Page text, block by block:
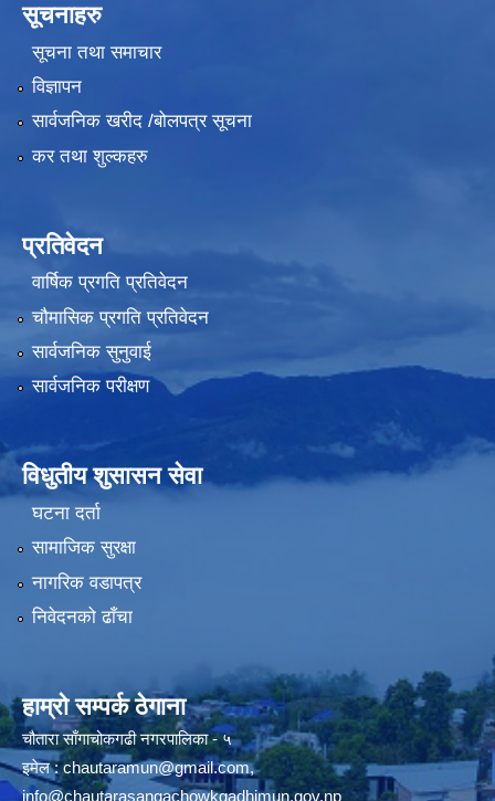
सूचनाहरु
सूचना तथा समाचार
विज्ञापन
सार्वजनिक खरीद /बोलपत्र सूचना
कर तथा शुल्कहरु
प्रतिवेदन
वार्षिक प्रगति प्रतिवेदन
चौमासिक प्रगति प्रतिवेदन
सार्वजनिक सुनुवाई
सार्वजनिक परीक्षण
विधुतीय शुसासन सेवा
घटना दर्ता
सामाजिक सुरक्षा
नागरिक वडापत्र
निवेदनको ढाँचा
हाम्रो सम्पर्क ठेगाना
चौतारा साँगाचोकगढी नगरपालिका - ५
इमेल :chautaramun@gmail.com,
info@chautarasangachowkgadhimun.gov.np